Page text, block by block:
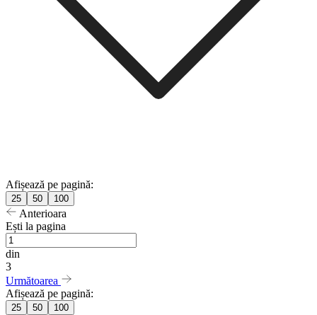
Afișează pe pagină:
25 50 100
Anterioara
Ești la pagina
din
3
Următoarea
Afișează pe pagină:
25 50 100